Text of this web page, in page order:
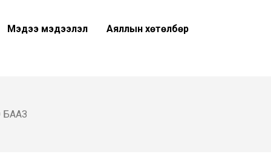
Мэдээ мэдээлэл Аяллын хөтөлбөр
БААЗ